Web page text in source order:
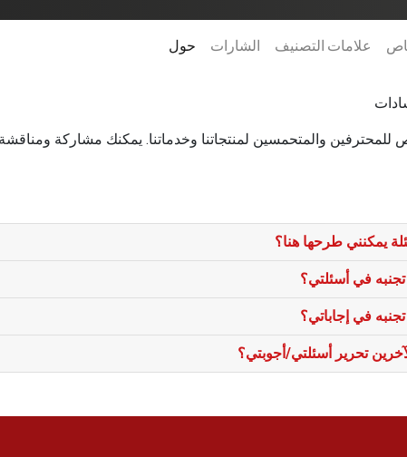
علامات التصنيف الشارات حول
والمتحمسين لمنتجاتنا وخدماتنا. يمكنك مشاركة
يمكنني طرحها هنا؟
في أسئلتي؟
في إجاباتي؟
تحرير أسئلتي/أجوبتي؟